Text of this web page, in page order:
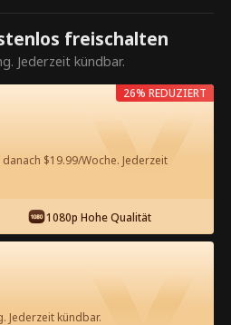
kostenpflichtige
entsperren, um
entsperren
in der App ansehen
freischalten
Jederzeit kündbar.
$19.99/Woche. Jederzeit
1080p Hohe Qualität
26% REDUZIERT
Jederzeit kündbar.